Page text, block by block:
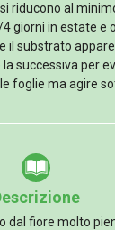
riducono al
giorni in estate e
il substrato
successiva per
foglie ma agire
dal fiore molto